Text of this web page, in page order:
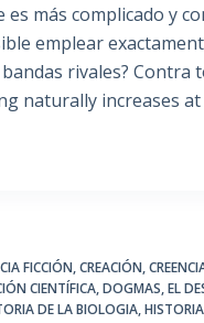
más complicado y
emplear
rivales?
naturally increases
FICCIÓN,CREACIÓN,
CIENTÍFICA,DOGMAS,EL
DE LA BIOLOGIA,